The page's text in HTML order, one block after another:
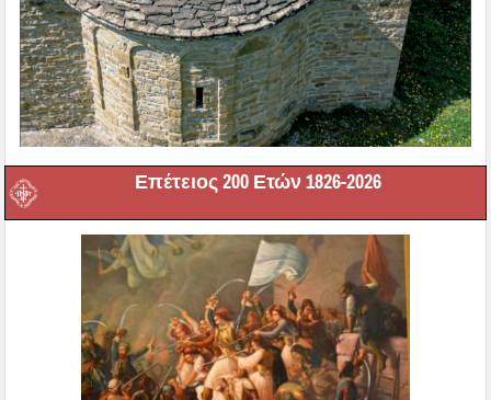
Επέτειος 200 Ετών 1826-2026